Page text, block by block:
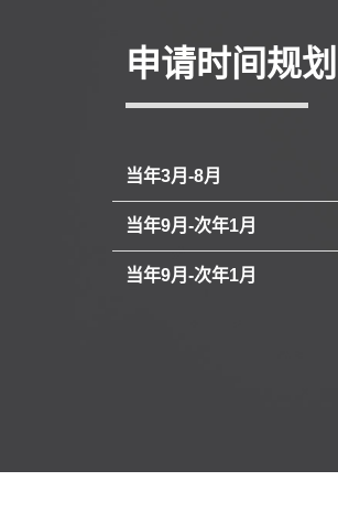
申请时间规划
当年3月-8月
当年9月-次年1月
当年9月-次年1月